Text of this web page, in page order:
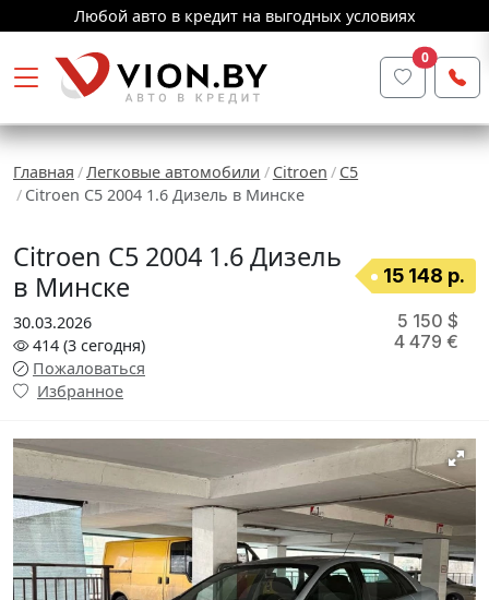
Любой авто в кредит на выгодных условиях
0
Главная Легковые автомобили Citroen
C5
Citroen C5 2004 1.6 Дизель в Минске
Citroen C5 2004 1.6 Дизель
в Минске
15 148 р.
30.03.2026
414 (3 сегодня)
Пожаловаться
Избранное
5 150 $
4 479 €